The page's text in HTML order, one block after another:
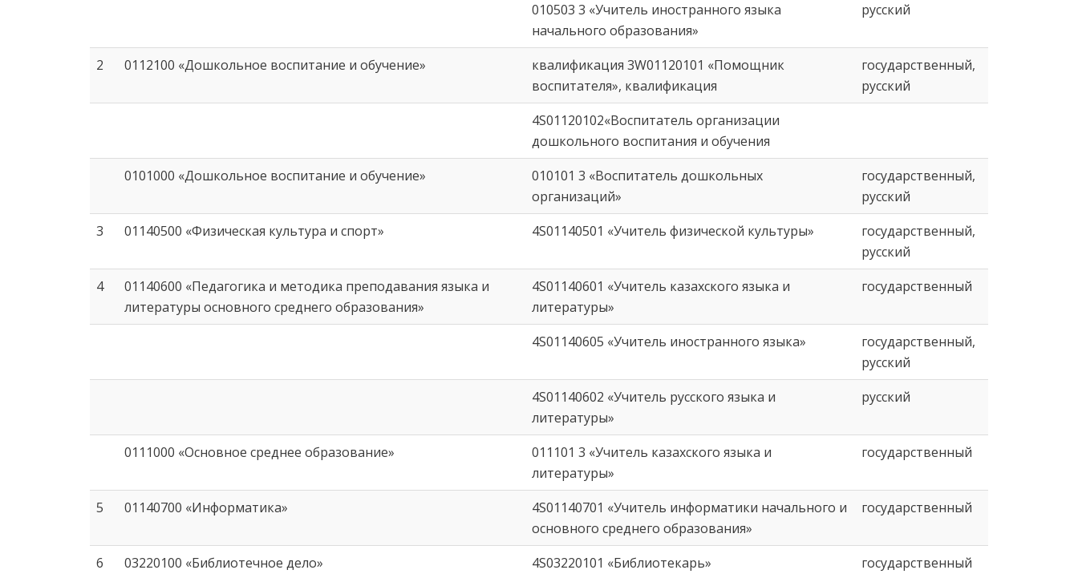
010503 3 «Учитель иностранного языка
начального образования»
русский
2 0112100 «Дошкольное воспитание и обучение»
квалификация 3W01120101 «Помощник
воспитателя», квалификация
государственный,
русский
4S01120102«Воспитатель организации
дошкольного воспитания и обучения
0101000 «Дошкольное воспитание и обучение»
010101 3 «Воспитатель дошкольных
организаций»
государственный,
русский
3
01140500 «Физическая культура и спорт» 4S01140501 «Учитель физической культуры»
государственный,
русский
4
01140600 «Педагогика и методика преподавания языка и
литературы основного среднего образования»
4S01140601 «Учитель казахского языка и
литературы»
государственный
4S01140605 «Учитель иностранного языка»
государственный,
русский
4S01140602 «Учитель русского языка и
литературы»
русский
0111000 «Основное среднее образование»
011101 3 «Учитель казахского языка и
литературы»
государственный
5 01140700 «Информатика»
4S01140701 «Учитель информатики начального и
основного среднего образования»
государственный
6 03220100 «Библиотечное дело» 4S03220101 «Библиотекарь»
государственный